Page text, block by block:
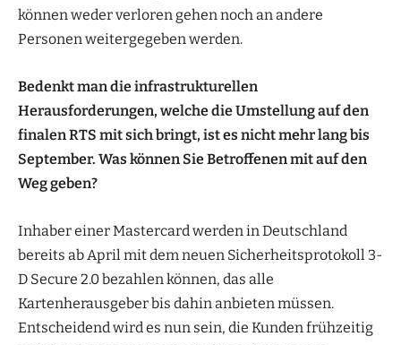
können weder verloren gehen noch an andere
Personen weitergegeben werden.
Bedenkt man die infrastrukturellen
Herausforderungen, welche die Umstellung auf den
finalen RTS mit sich bringt, ist es nicht mehr lang bis
September. Was können Sie Betroffenen mit auf den
Weg geben?
Inhaber einer Mastercard werden in Deutschland
bereits ab April mit dem neuen Sicherheitsprotokoll 3-
D Secure 2.0 bezahlen können, das alle
Kartenherausgeber bis dahin anbieten müssen.
Entscheidend wird es nun sein, die Kunden frühzeitig